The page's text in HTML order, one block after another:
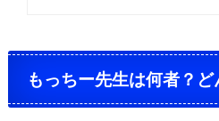
もっちー先生は何者？